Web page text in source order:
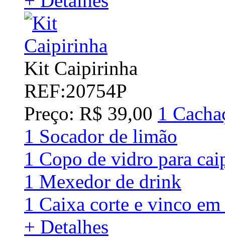
Kit Caipirinha
REF:20754P
Preço: R$ 39,00 1
1 Socador de limão
1 Copo de vidro para
1 Mexedor de drink
1 Caixa corte e vinco
+ Detalhes